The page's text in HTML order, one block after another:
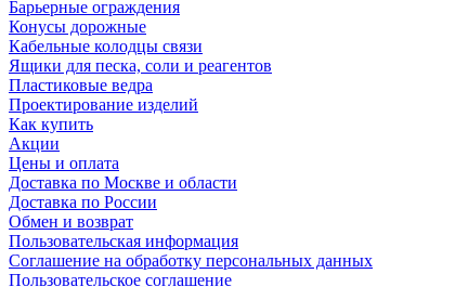
Барьерные ограждения
Конусы дорожные
Кабельные колодцы связи
Ящики для песка, соли и реагентов
Пластиковые ведра
Проектирование изделий
Как купить
Акции
Цены и оплата
Доставка по Москве и области
Доставка по России
Обмен и возврат
Пользовательская информация
Соглашение на обработку персональных данных
Пользовательское соглашение